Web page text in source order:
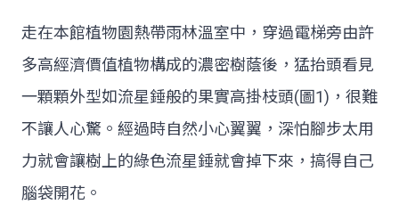
走在本館植物園熱帶雨林溫室中，穿過電梯旁由許
多高經濟價值植物構成的濃密樹蔭後，猛抬頭看見
一顆顆外型如流星錘般的果實高掛枝頭(圖1)，很難
不讓人心驚。經過時自然小心翼翼，深怕腳步太用
力就會讓樹上的綠色流星錘就會掉下來，搞得自己
腦袋開花。